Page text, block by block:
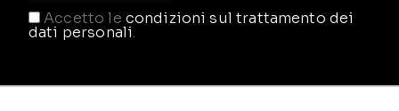
Accetto le condizioni sul trattamento dei
dati personali.